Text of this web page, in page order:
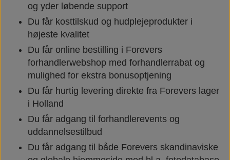
og yder løbende support
Du får kosttilskud og hudplejeprodukter i
højeste kvalitet
Du får online bestilling i Forevers
forhandlerwebshop med forhandlerrabat og
mulighed for ekstra bonusoptjening
Du får hurtig levering direkte fra Forevers lager
i Holland
Du får adgang til forhandlerevents og
uddannelsestilbud
Du får adgang til både Forevers skandinaviske